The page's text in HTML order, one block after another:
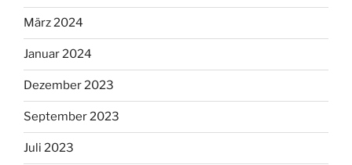
März 2024
Januar 2024
Dezember 2023
September 2023
Juli 2023